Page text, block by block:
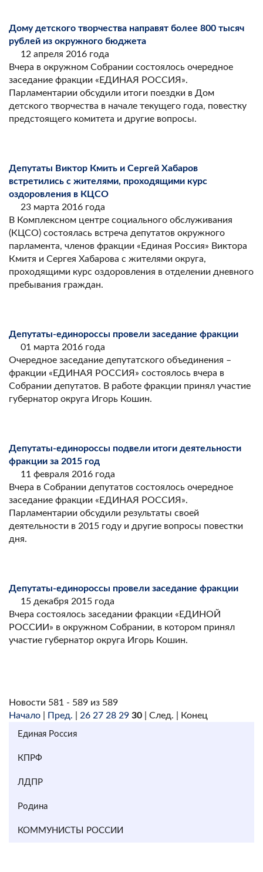
Дому детского творчества направят более 800 тысяч
рублей из окружного бюджета
12 апреля 2016 года
Вчера в окружном Собрании состоялось очередное
заседание фракции «ЕДИНАЯ РОССИЯ».
Парламентарии обсудили итоги поездки в Дом
детского творчества в начале текущего года, повестку
предстоящего комитета и другие вопросы.
Депутаты Виктор Кмить и Сергей Хабаров
встретились с жителями, проходящими курс
оздоровления в КЦСО
23 марта 2016 года
В Комплексном центре социального обслуживания
(КЦСО) состоялась встреча депутатов окружного
парламента, членов фракции «Единая Россия» Виктора
Кмитя и Сергея Хабарова с жителями округа,
проходящими курс оздоровления в отделении дневного
пребывания граждан.
Депутаты-единороссы провели заседание фракции
01 марта 2016 года
Очередное заседание депутатского объединения –
фракции «ЕДИНАЯ РОССИЯ» состоялось вчера в
Собрании депутатов. В работе фракции принял участие
губернатор округа Игорь Кошин.
Депутаты-единороссы подвели итоги деятельности
фракции за 2015 год
11 февраля 2016 года
Вчера в Собрании депутатов состоялось очередное
заседание фракции «ЕДИНАЯ РОССИЯ».
Парламентарии обсудили результаты своей
деятельности в 2015 году и другие вопросы повестки
дня.
Депутаты-единороссы провели заседание фракции
15 декабря 2015 года
Вчера состоялось заседании фракции «ЕДИНОЙ
РОССИИ» в окружном Собрании, в котором принял
участие губернатор округа Игорь Кошин.
Новости 581 - 589 из 589
Начало
Пред. 26 27 28 29 30 | След. | Конец
Единая Россия
КПРФ
ЛДПР
Родина
КОММУНИСТЫ РОССИИ